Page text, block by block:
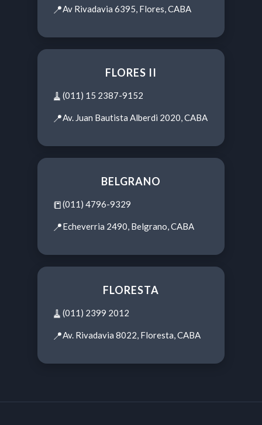
📍Av Rivadavia 6395, Flores, CABA
FLORES II
🧹 (011) 15 2387-9152
📍Av. Juan Bautista Alberdi 2020, CABA
BELGRANO
📒(011) 4796-9329
📍Echeverria 2490, Belgrano, CABA
FLORESTA
🧹 (011) 2399 2012
📍Av. Rivadavia 8022, Floresta, CABA